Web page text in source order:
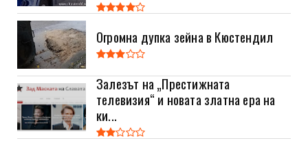
Огромна дупка зейна в Кюстендил
Залезът на „Престижната
телевизия“ и новата златна ера на
ки...